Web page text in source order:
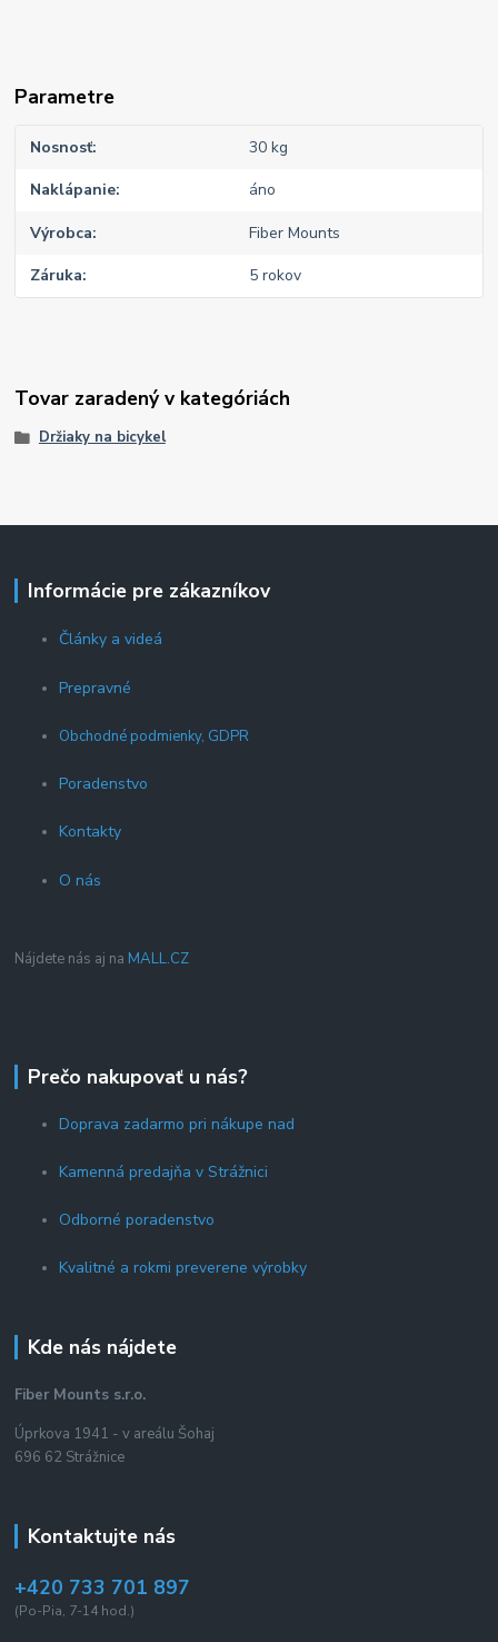
Parametre
Nosnosť 30 kg
Naklápanie áno
Výrobca Fiber Mounts
Záruka 5 rokov
Tovar zaradený v kategóriách
Držiaky na bicykel
Informácie pre zákazníkov
Články a videá
Prepravné
Obchodné podmienky, GDPR
Poradenstvo
Kontakty
O nás
Nájdete nás aj na MALL.CZ
Prečo nakupovať u nás?
Doprava zadarmo pri nákupe nad
Kamenná predajňa v Strážnici
Odborné poradenstvo
Kvalitné a rokmi preverene výrobky
Kde nás nájdete
Fiber Mounts s.r.o.
Úprkova 1941 - v areálu Šohaj
696 62 Strážnice
Kontaktujte nás
+420 733 701 897
(Po-Pia, 7-14 hod.)